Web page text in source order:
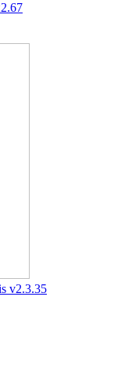
v2.3.35